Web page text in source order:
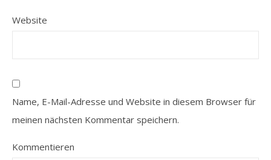
Website
Name, E-Mail-Adresse und Website in diesem Browser für
meinen nächsten Kommentar speichern.
Kommentieren